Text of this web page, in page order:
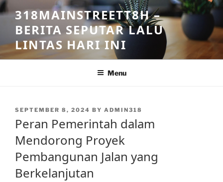
Skip
to
content
318MAINSTREETT8H –
BERITA SEPUTAR LALU
LINTAS HARI INI
Menu
POSTED
SEPTEMBER 8, 2024 BY ADMIN318
Peran Pemerintah dalam
Mendorong Proyek
Pembangunan Jalan yang
Berkelanjutan